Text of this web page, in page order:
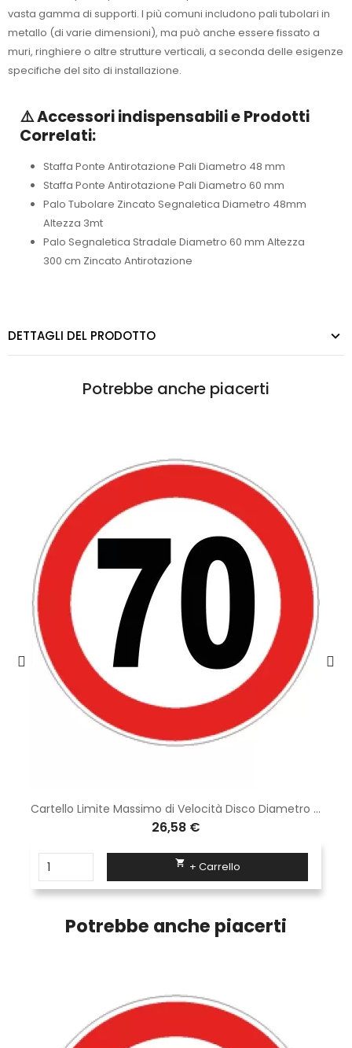
vasta gamma di supporti. I più comuni includono pali tubolari in
metallo (di varie dimensioni), ma può anche essere fissato a
muri, ringhiere o altre strutture verticali, a seconda delle esigenze
specifiche del sito di installazione.
⚠️ Accessori indispensabili e Prodotti
Correlati:
Staffa Ponte Antirotazione Pali Diametro 48 mm
Staffa Ponte Antirotazione Pali Diametro 60 mm
Palo Tubolare Zincato Segnaletica Diametro 48mm
Altezza 3mt
Palo Segnaletica Stradale Diametro 60 mm Altezza
300 cm Zincato Antirotazione
DETTAGLI DEL PRODOTTO
Potrebbe anche piacerti
Cartello Limite Massimo di Velocità Disco Diametro 60 cm Classe 2 Fig. 50 Lamiera
26,58 €
 + Carrello
Potrebbe anche piacerti